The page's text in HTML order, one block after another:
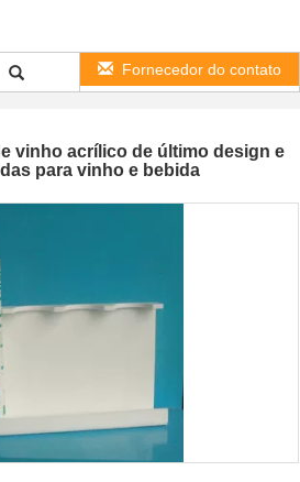
Fornecedor do contato
vinho acrílico de último design e
para vinho e bebida